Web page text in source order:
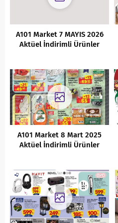
A101 Market 7 MAYIS 2026
Aktüel İndirimli Ürünler
A101 Market 8 Mart 2025
Aktüel İndirimli Ürünler